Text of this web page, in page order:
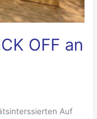
OFF an
Auf